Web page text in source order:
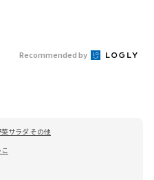
Recommended by
菜サラダ その他